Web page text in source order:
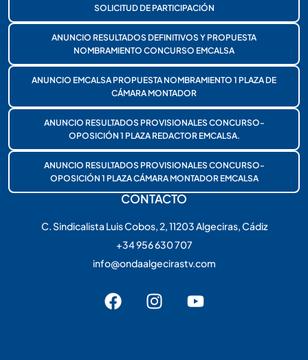
SOLICITUD DE PARTICIPACIÓN
ANUNCIO RESULTADOS DEFINITIVOS Y PROPUESTA
NOMBRAMIENTO CONCURSO EMCALSA
ANUNCIO EMCALSA PROPUESTA NOMBRAMIENTO 1 PLAZA DE
CÁMARA MONTADOR
ANUNCIO RESULTADOS PROVISIONALES CONCURSO-
OPOSICIÓN 1 PLAZA REDACTOR EMCALSA.
ANUNCIO RESULTADOS PROVISIONALES CONCURSO-
OPOSICIÓN 1 PLAZA CÁMARA MONTADOR EMCALSA
CONTACTO
C. Sindicalista Luis Cobos, 2, 11203 Algeciras, Cádiz
+34 956 630 707
info@ondaalgecirastv.com